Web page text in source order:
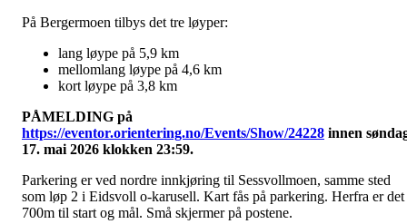
På Bergermoen tilbys det tre løyper:
lang løype på 5,9 km
mellomlang løype på 4,6 km
kort løype på 3,8 km
PÅMELDING på
https://eventor.orientering.no/Events/Show/24228 innen
17. mai 2026 klokken 23:59.
Parkering er ved nordre innkjøring til Sessvollmoen, samme sted
som løp 2 i Eidsvoll o-karusell. Kart fås på parkering. Herfra er det
700m til start og mål. Små skjermer på postene.